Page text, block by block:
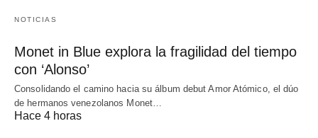
NOTICIAS
Monet in Blue explora la fragilidad del tiempo
con ‘Alonso’
Consolidando el camino hacia su álbum debut Amor Atómico, el dúo
de hermanos venezolanos Monet…
Hace 4 horas